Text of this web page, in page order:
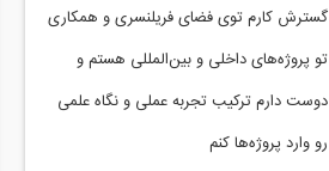
گسترش کارم توی فضای فریلنسری و همکاری
تو پروژه‌های داخلی و بین‌المللی هستم و
دوست دارم ترکیب تجربه عملی و نگاه علمی
رو وارد پروژه‌ها کنم